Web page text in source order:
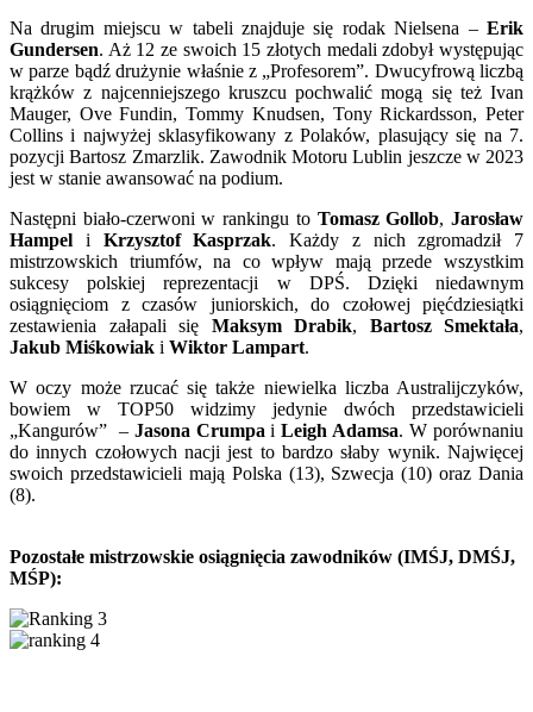
Na drugim miejscu w tabeli znajduje się rodak Nielsena – Erik
Gundersen. Aż 12 ze swoich 15 złotych medali zdobył występując
w parze bądź drużynie właśnie z „Profesorem”. Dwucyfrową liczbą
krążków z najcenniejszego kruszcu pochwalić mogą się też Ivan
Mauger, Ove Fundin, Tommy Knudsen, Tony Rickardsson, Peter
Collins i najwyżej sklasyfikowany z Polaków, plasujący się na 7.
pozycji Bartosz Zmarzlik. Zawodnik Motoru Lublin jeszcze w 2023
jest w stanie awansować na podium.
Następni biało-czerwoni w rankingu to Tomasz Gollob, Jarosław
Hampel i Krzysztof Kasprzak. Każdy z nich zgromadził 7
mistrzowskich triumfów, na co wpływ mają przede wszystkim
sukcesy polskiej reprezentacji w DPŚ. Dzięki niedawnym
osiągnięciom z czasów juniorskich, do czołowej pięćdziesiątki
zestawienia załapali się Maksym Drabik, Bartosz Smektała,
Jakub Miśkowiak i Wiktor Lampart.
W oczy może rzucać się także niewielka liczba Australijczyków,
bowiem w TOP50 widzimy jedynie dwóch przedstawicieli
„Kangurów” – Jasona Crumpai Leigh Adamsa. W porównaniu
do innych czołowych nacji jest to bardzo słaby wynik. Najwięcej
swoich przedstawicieli mają Polska (13), Szwecja (10) oraz Dania
(8).
Pozostałe mistrzowskie osiągnięcia zawodników (IMŚJ, DMŚJ,
MŚP):